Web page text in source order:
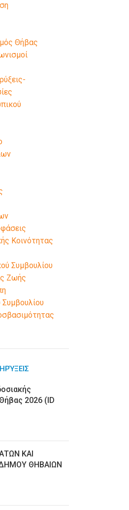
Θήβας
Κοινότητας
Συμβουλίου
Ζωής
2026 (ID
ΚΑΙ
ΘΗΒΑΙΩΝ